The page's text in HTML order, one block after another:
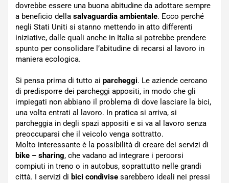
dovrebbe essere una buona abitudine da adottare sempre
a beneficio della salvaguardia ambientale. Ecco perché
negli Stati Uniti si stanno mettendo in atto differenti
iniziative, dalle quali anche in Italia si potrebbe prendere
spunto per consolidare l’abitudine di recarsi al lavoro in
maniera ecologica.
Si pensa prima di tutto ai parcheggi. Le aziende cercano
di predisporre dei parcheggi appositi, in modo che gli
impiegati non abbiano il problema di dove lasciare la bici,
una volta entrati al lavoro. In pratica si arriva, si
parcheggia in degli spazi appositi e si va al lavoro senza
preoccuparsi che il veicolo venga sottratto.
Molto interessante è la possibilità di creare dei servizi di
bike – sharing, che vadano ad integrare i percorsi
compiuti in treno o in autobus, soprattutto nelle grandi
città. I servizi di bici condivise sarebbero ideali nei pressi